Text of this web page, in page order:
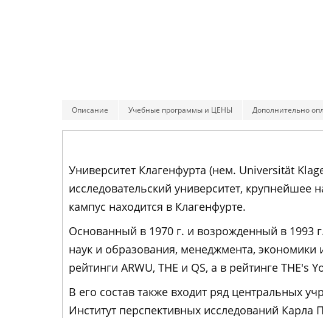
Описание Учебные программы и ЦЕНЫ Дополнительно
Университет Клагенфурта (нем. Universität
исследовательский университет, крупнейшее
кампус находится в Клагенфурте.
Основанный в 1970 г. и возрожденный в 1993
наук и образования, менеджмента, экономики
рейтинги ARWU, THE и QS, а в рейтинге
В его состав также входит ряд центральных
Институт перспективных исследований Карла